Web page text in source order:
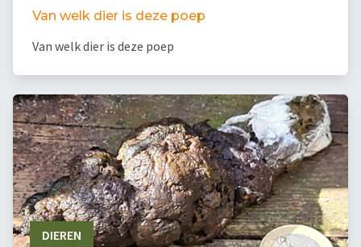
Van welk dier is deze poep
Van welk dier is deze poep
DIEREN